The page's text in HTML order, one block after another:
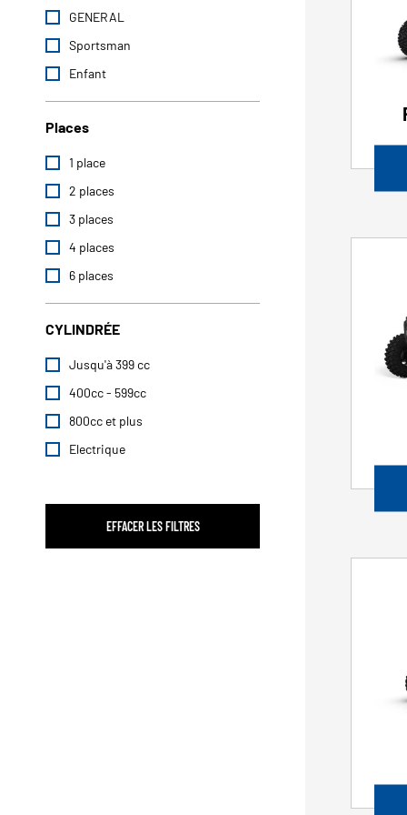
GENERAL
Sportsman
Enfant
Places
1 place
2 places
3 places
4 places
6 places
CYLINDRÉE
Jusqu'à 399 cc
400cc - 599cc
800cc et plus
Electrique
EFFACER LES FILTRES